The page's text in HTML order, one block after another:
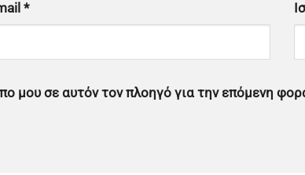
*
μου σε αυτόν τον πλοηγό για την επόμενη